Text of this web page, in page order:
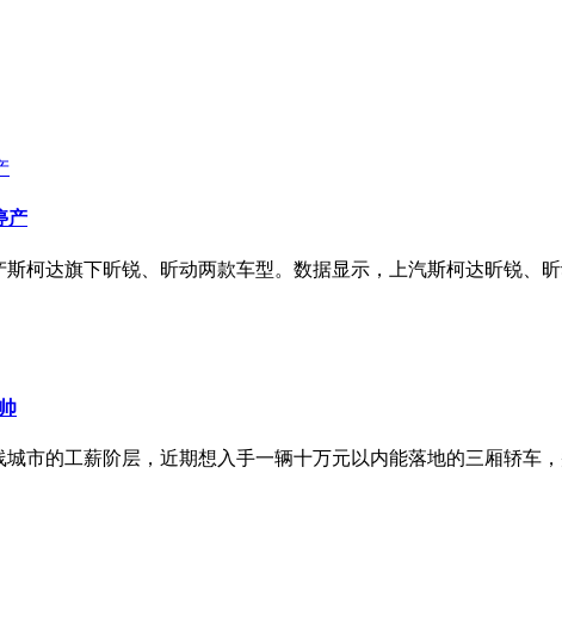
产
柯达旗下昕锐、昕动两款车型。数据显示，上汽斯柯达昕锐、
市的工薪阶层，近期想入手一辆十万元以内能落地的三厢轿车